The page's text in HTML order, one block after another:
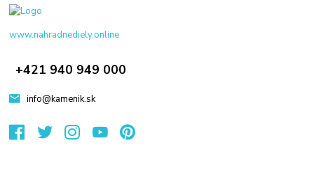
www.nahradnediely.online
+421 940 949 000
info@kamenik.sk